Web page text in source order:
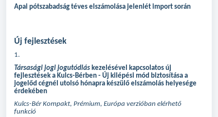
Apai pótszabadság téves elszámolása jelenlét import során
Új fejlesztések
1.
Társasági jogi jogutódlás kezelésével kapcsolatos új
fejlesztések a Kulcs-Bérben - Új kilépési mód biztosítása a
jogelőd cégnél utolsó hónapra készülő elszámolás helyesége
érdekében
Kulcs-Bér Kompakt, Prémium, Európa verzióban elérhető
funkció